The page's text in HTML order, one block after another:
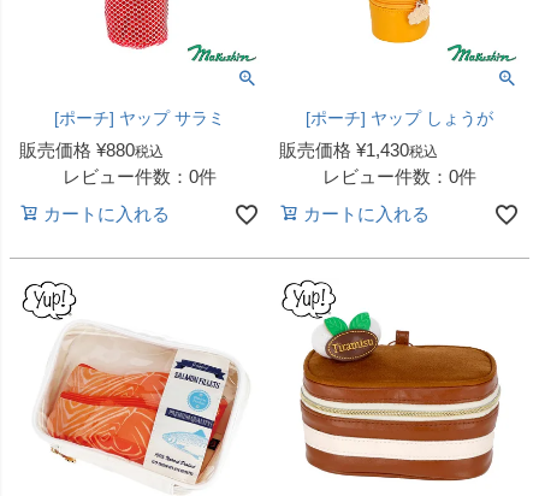
[ポーチ] ヤップ サラミ
販売価格 ¥880税込
レビュー件数：0件
カートに入れる
[ポーチ] ヤップ しょうが
販売価格 ¥1,430税込
レビュー件数：0件
カートに入れる